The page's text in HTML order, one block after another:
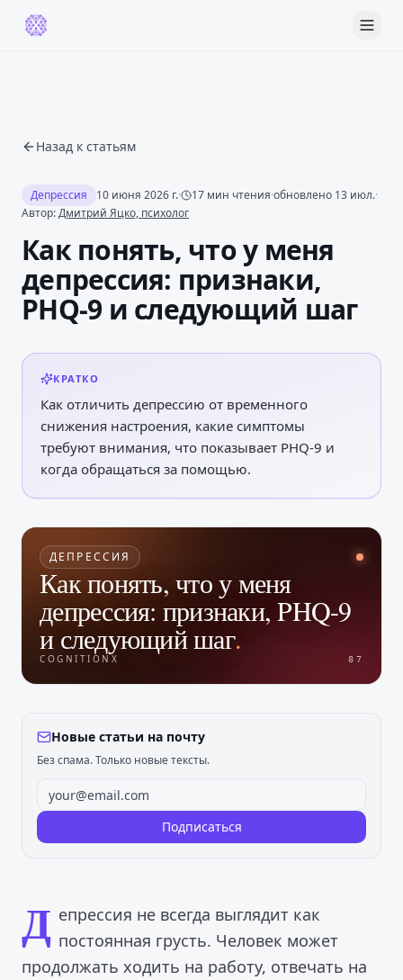
Назад к статьям
Депрессия 10 июня 2026 г.· 17 мин чтения·обновлено 13 июл.·
Автор:Дмитрий Яцко, психолог
Как понять, что у меня
депрессия: признаки,
PHQ-9 и следующий шаг
КРАТКО
Как отличить депрессию от временного
снижения настроения, какие симптомы
требуют внимания, что показывает PHQ-9 и
когда обращаться за помощью.
ДЕПРЕССИЯ
Как понять, что у меня
депрессия: признаки, PHQ-9
и следующий шаг.
COGNITIONX 87
Новые статьи на почту
Без спама. Только новые тексты.
Подписаться
Д епрессия не всегда выглядит как
постоянная грусть. Человек может
продолжать ходить на работу, отвечать на